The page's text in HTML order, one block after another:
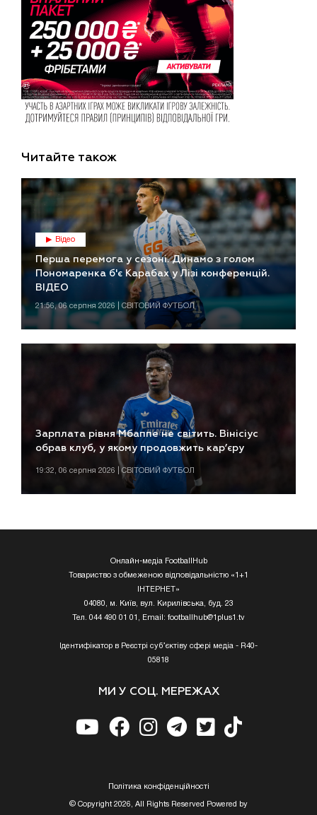
Читайте також
Відео
Перша перемога у сезоні. Динамо з голом
Пономаренка б'є Карабах у Лізі конференцій.
ВІДЕО
21:56, 06 серпня 2026 | СВІТОВИЙ ФУТБОЛ
Зарплата рівня Мбаппе не світить. Вінісіус
обрав клуб, у якому продовжить кар’єру
19:32, 06 серпня 2026 | СВІТОВИЙ ФУТБОЛ
Онлайн-медіа FootballHub
Товариство з обмеженою відповідальністю «1+1
ІНТЕРНЕТ»
04080, м. Київ, вул. Кирилівська, буд. 23
Тел. 044 490 01 01, Email: footballhub@1plus1.tv
Ідентифікатор в Реєстрі суб’єктіву сфері медіа - R40-
05818
МИ У СОЦ. МЕРЕЖАХ
Полiтика конфiденцiйностi
© Copyright 2026, All Rights Reserved Powered by